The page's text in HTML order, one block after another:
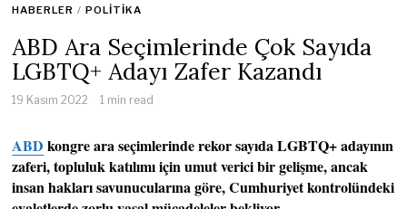
HABERLER / POLITIKA
ABD Ara Seçimlerinde Çok Sayıda
LGBTQ+ Adayı Zafer Kazandı
19 Kasım 2022 1 min read
ABD kongre ara seçimlerinde rekor sayıda LGBTQ+ adayının
zaferi, topluluk katılımı için umut verici bir gelişme, ancak
insan hakları savunucularına göre, Cumhuriyet kontrolündeki